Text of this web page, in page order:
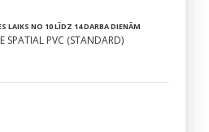
LAIKS NO 10 LĪDZ 14 DARBA DIENĀM
SPATIAL PVC (STANDARD)